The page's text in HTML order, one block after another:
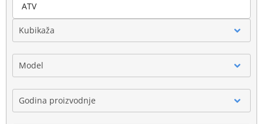
Kubikaža
Model
Godina proizvodnje
ATV